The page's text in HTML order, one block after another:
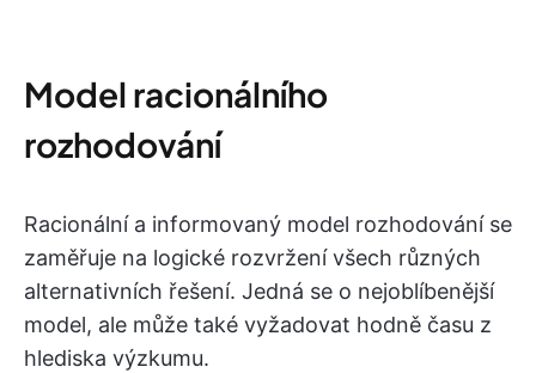
Model racionálního
rozhodování
Racionální a informovaný model rozhodování se
zaměřuje na logické rozvržení všech různých
alternativních řešení. Jedná se o nejoblíbenější
model, ale může také vyžadovat hodně času z
hlediska výzkumu.